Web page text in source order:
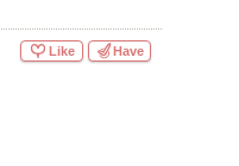
Like Have